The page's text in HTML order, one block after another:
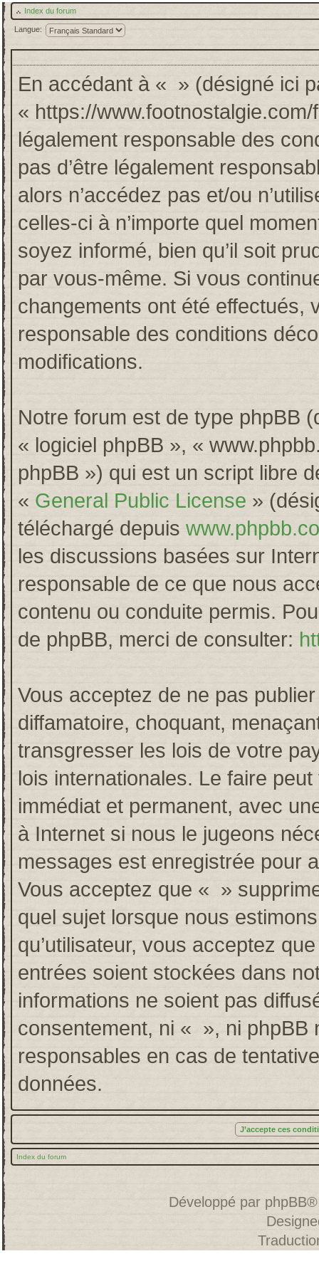
Index du forum
Langue:
En accédant à « » (désigné ici
« https://
légalement responsable des
pas d’être légalement
alors n’accédez pas et/ou
celles-ci à n’importe quel
soyez informé, bien qu’il soit
par vous-même. Si vous
changements ont été effectués,
responsable des conditions
modifications.
Notre forum est de type phpBB
« logiciel phpBB », «
phpBB ») qui est un script libre
« General Public License »
téléchargé depuis
les discussions basées sur
responsable de ce que nous
contenu ou conduite permis.
de phpBB, merci de consulter:
Vous acceptez de ne pas
diffamatoire, choquant,
transgresser les lois de votre
lois internationales. Le faire
immédiat et permanent, avec
à Internet si nous le jugeons
messages est enregistrée pour
Vous acceptez que « »
quel sujet lorsque nous
qu’utilisateur, vous acceptez
entrées soient stockées dans
informations ne soient pas
consentement, ni « », ni phpBB
responsables en cas de
données.
Index du forum
Développé par phpBB®